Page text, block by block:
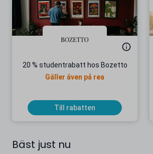
20 % studentrabatt hos Bozetto
Gäller även på rea
Till rabatten
Bäst just nu